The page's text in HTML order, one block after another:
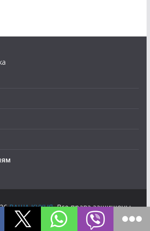
ВАША КУХНЯ. Все права защищены.
от ThemeGrill. Создано наWordPress.